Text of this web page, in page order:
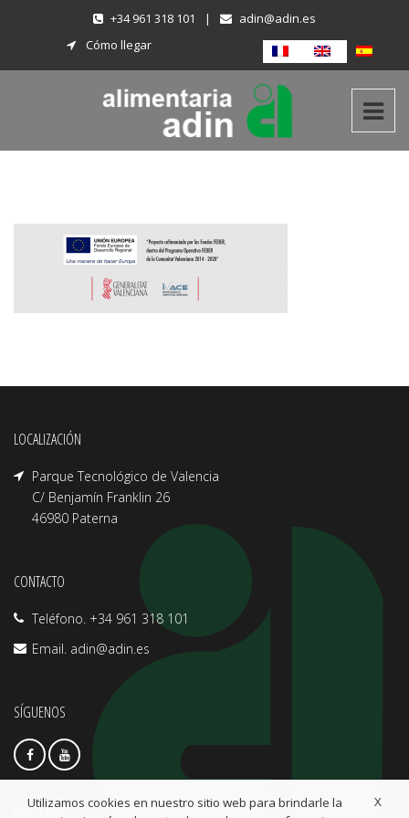
+34 961 318 101 |
adin@adin.es
Cómo llegar
LOCALIZACIÓN
Parque Tecnológico de Valencia
C/ Benjamín Franklin 26
46980 Paterna
CONTACTO
Teléfono. +34 961 318 101
Email. adin@adin.es
SÍGUENOS
X
Utilizamos cookies en nuestro sitio web para brindarle la